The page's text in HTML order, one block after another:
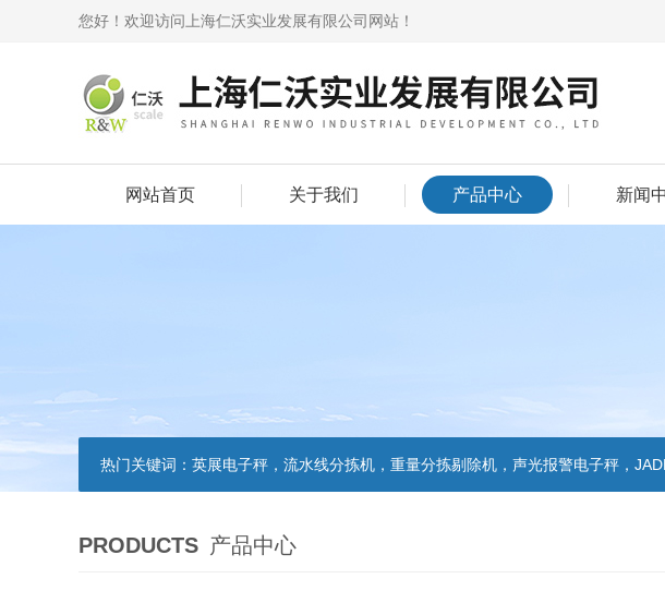
您好！欢迎访问上海仁沃实业发展有限公司网站！
网站首页 关于我们 产品中心 新闻
热门关键词： 英展电子秤，流水线分拣机，重量分拣剔除机，声光报警电子秤，JADEVER杰特
PRODUCTS 产品中心